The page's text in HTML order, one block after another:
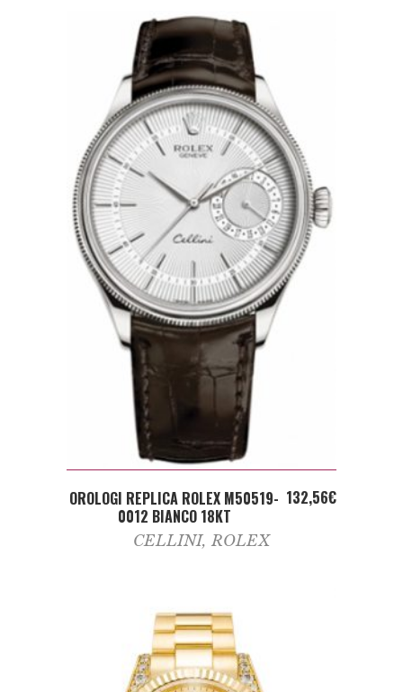
ADD TO CART
OROLOGI REPLICA ROLEX M50519-
0012 BIANCO 18KT
132,56€
CELLINI, ROLEX